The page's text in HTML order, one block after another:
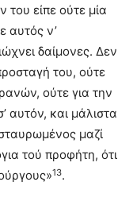
του είπε ούτε μία
αυτός ν’
δαίμονες. Δεν
του, ούτε
ούτε για την
αυτόν, και μάλιστα
μαζί
τού προφήτη, ότι
13.